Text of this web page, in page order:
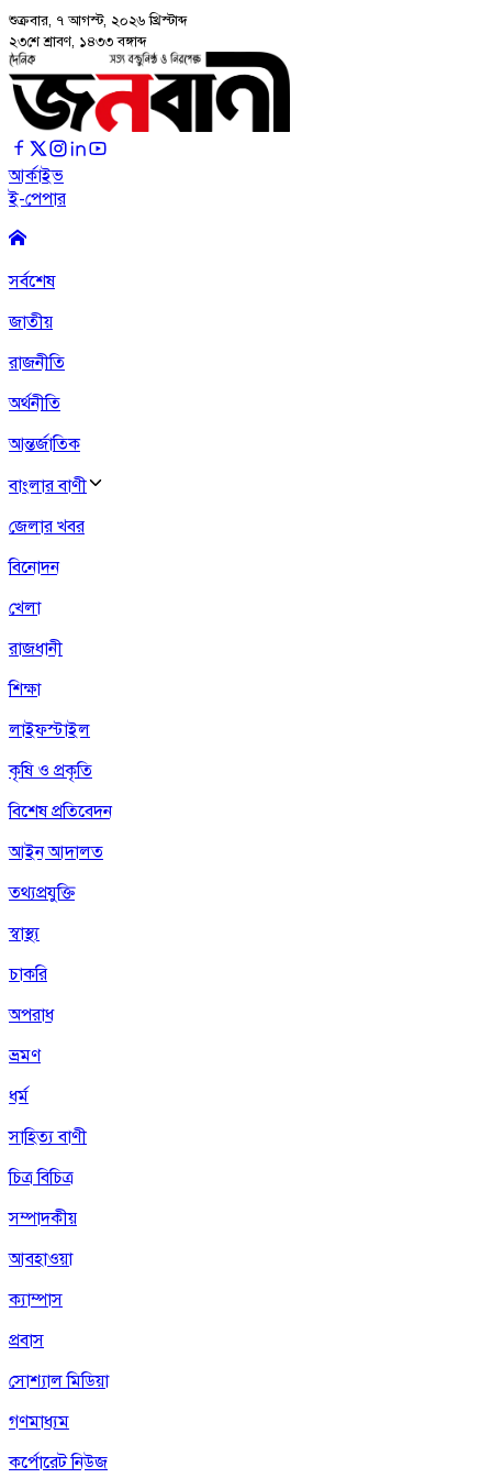
শুক্রবার, ৭ আগস্ট, ২০২৬ খ্রিস্টাব্দ
২৩শে শ্রাবণ, ১৪৩৩ বঙ্গাব্দ
আর্কাইভ
ই-পেপার
সর্বশেষ
জাতীয়
রাজনীতি
অর্থনীতি
আন্তর্জাতিক
বাংলার বাণী
জেলার খবর
বিনোদন
খেলা
রাজধানী
শিক্ষা
লাইফস্টাইল
কৃষি ও প্রকৃতি
বিশেষ প্রতিবেদন
আইন আদালত
তথ্যপ্রযুক্তি
স্বাস্থ্য
চাকরি
অপরাধ
ভ্রমণ
ধর্ম
সাহিত্য বাণী
চিত্র বিচিত্র
সম্পাদকীয়
আবহাওয়া
ক্যাম্পাস
প্রবাস
সোশ্যাল মিডিয়া
গণমাধ্যম
কর্পোরেট নিউজ